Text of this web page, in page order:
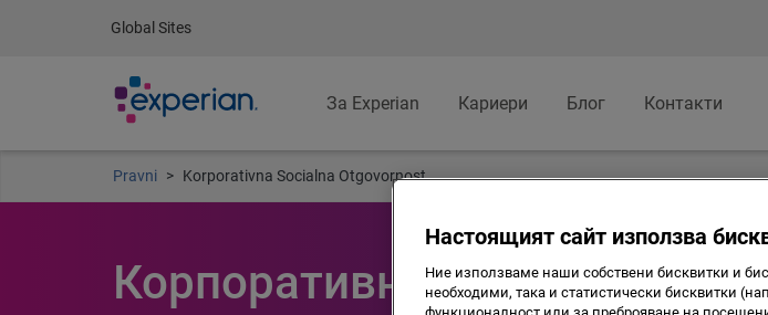
Global Sites
За Experian Кариери Блог Контакти
Pravni Korporativna Socialna Otgovornost
Корпоративна социална
Настоящият сайт използва
Ние използваме наши собствени бисквитки и
необходими, така и статистически бисквитки